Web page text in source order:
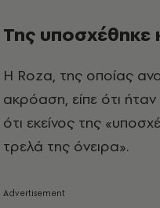
Της υποσχέθηκε
Η Roza, της οποίας
ακρόαση, είπε ότι
ότι εκείνος της
τρελά της όνειρα».